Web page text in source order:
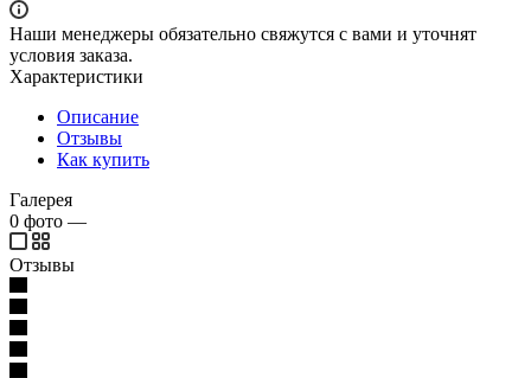
Наши менеджеры обязательно свяжутся с вами и уточнят
условия заказа.
Характеристики
Описание
Отзывы
Как купить
Галерея
0 фото —
Отзывы